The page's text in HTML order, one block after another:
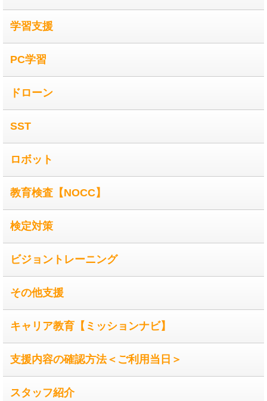
学習支援
PC学習
ドローン
SST
ロボット
教育検査【NOCC】
検定対策
ビジョントレーニング
その他支援
キャリア教育【ミッションナビ】
支援内容の確認方法＜ご利用当日＞
スタッフ紹介